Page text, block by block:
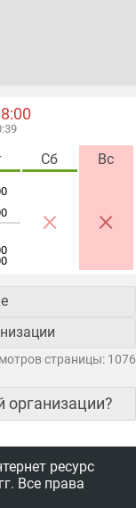
Сб
×
Вс
×
страницы: 1076
организации?
ресурс
Все права